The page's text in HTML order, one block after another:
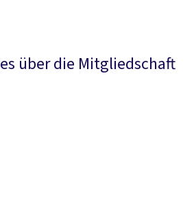
über die Mitgliedschaft